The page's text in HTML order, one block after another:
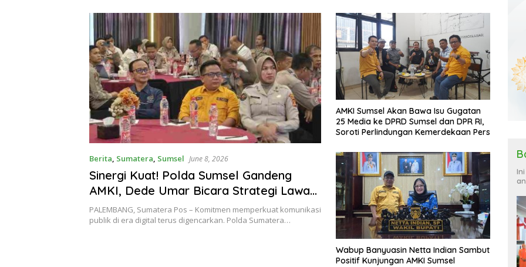
Berita, Sumatera, Sumsel June 8, 2026
Sinergi Kuat! Polda Sumsel Gandeng
AMKI, Dede Umar Bicara Strategi Lawan
Hoaks di Rakernis Humas 2026
PALEMBANG, Sumatera Pos – Komitmen memperkuat komunikasi
publik di era digital terus digencarkan. Polda Sumatera…
AMKI Sumsel Akan Bawa Isu Gugatan
25 Media ke DPRD Sumsel dan DPR RI,
Soroti Perlindungan Kemerdekaan Pers
Wabup Banyuasin Netta Indian Sambut
Positif Kunjungan AMKI Sumsel